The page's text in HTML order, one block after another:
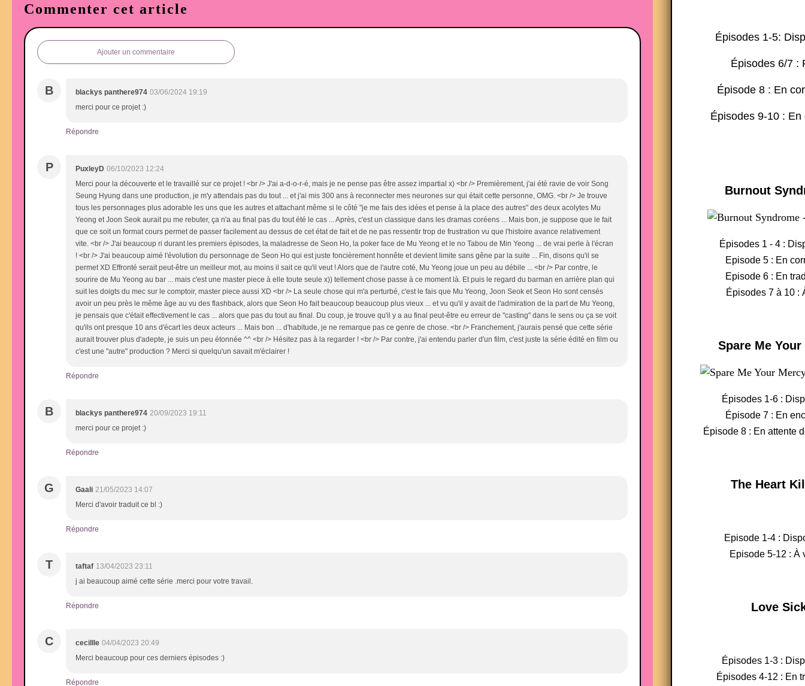
Commenter cet article
Ajouter un commentaire
B blackys panthere974 03/06/2024 19:19
merci pour ce projet :)
Répondre
P PuxleyD 06/10/2023 12:24
Merci pour la découverte et le travaillé sur ce projet ! <br /> J'ai a-d-o-r-é, mais je ne pense pas être assez impartial x) <br /> Premièrement, j'ai été ravie de voir Song
Seung Hyung dans une production, je m'y attendais pas du tout ... et j'ai mis 300 ans à reconnecter mes neurones sur qui était cette personne, OMG. <br /> Je trouve
tous les personnages plus adorable les uns que les autres et attachant même si le côté "je me fais des idées et pense à la place des autres" des deux acolytes Mu
Yeong et Joon Seok aurait pu me rebuter, ça n'a au final pas du tout été le cas ... Après, c'est un classique dans les dramas coréens ... Mais bon, je suppose que le fait
que ce soit un format cours permet de passer facilement au dessus de cet état de fait et de ne pas ressentir trop de frustration vu que l'histoire avance relativement
vite. <br /> J'ai beaucoup ri durant les premiers épisodes, la maladresse de Seon Ho, la poker face de Mu Yeong et le no Tabou de Min Yeong ... de vrai perle à l'écran
! <br /> J'ai beaucoup aimé l'évolution du personnage de Seon Ho qui est juste foncièrement honnête et devient limite sans gêne par la suite ... Fin, disons qu'il se
permet XD Effronté serait peut-être un meilleur mot, au moins il sait ce qu'il veut ! Alors que de l'autre coté, Mu Yeong joue un peu au débile ... <br /> Par contre, le
sourire de Mu Yeong au bar ... mais c'est une master piece à elle toute seule x)) tellement chose passe à ce moment là. Et puis le regard du barman en arrière plan qui
suit les doigts du mec sur le comptoir, master piece aussi XD <br /> La seule chose qui m'a perturbé, c'est le fais que Mu Yeong, Joon Seok et Seon Ho sont censés
avoir un peu près le même âge au vu des flashback, alors que Seon Ho fait beaucoup beaucoup plus vieux ... et vu qu'il y avait de l'admiration de la part de Mu Yeong,
je pensais que c'était effectivement le cas ... alors que pas du tout au final. Du coup, je trouve qu'il y a au final peut-être eu erreur de "casting" dans le sens ou ça se voit
qu'ils ont presque 10 ans d'écart les deux acteurs ... Mais bon ... d'habitude, je ne remarque pas ce genre de chose. <br /> Franchement, j'aurais pensé que cette série
aurait trouver plus d'adepte, je suis un peu étonnée ^^ <br /> Hésitez pas à la regarder ! <br /> Par contre, j'ai entendu parler d'un film, c'est juste la série édité en film ou
c'est une "autre" production ? Merci si quelqu'un savait m'éclairer !
Répondre
B blackys panthere974 20/09/2023 19:11
merci pour ce projet :)
Répondre
G Gaali 21/05/2023 14:07
Merci d'avoir traduit ce bl :)
Répondre
T taftaf 13/04/2023 23:11
j ai beaucoup aimé cette série .merci pour votre travail.
Répondre
C cecillle 04/04/2023 20:49
Merci beaucoup pour ces derniers épisodes :)
Répondre
Épisodes 1-5:
Épisodes 6/7 :
Épisode 8 : En
Épisodes 9-10 :
Burnout
Épisodes 1 - 4 :
Episode 5 : En
Episode 6 : En
Épisodes 7 à 10 :
Spare Me Your
Épisodes 1-6 :
Épisode 7 : En
Épisode 8 : En attente
The Heart
Episode 1-4 :
Episode 5-12 : À
Love
Épisodes 1-3 :
Épisodes 4-12 : En